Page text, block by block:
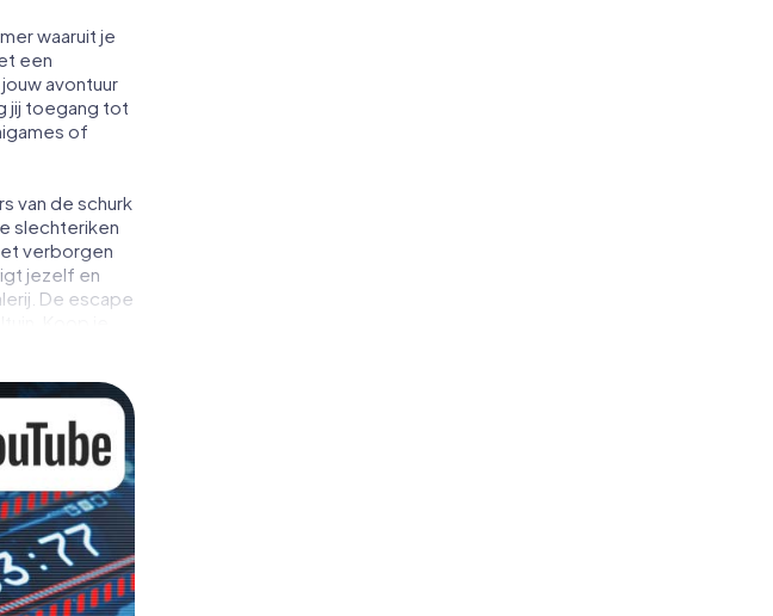
waaruit je
een
avontuur
jij toegang tot
of
van de schurk
slechteriken
verborgen
jezelf en
De escape
Koop je